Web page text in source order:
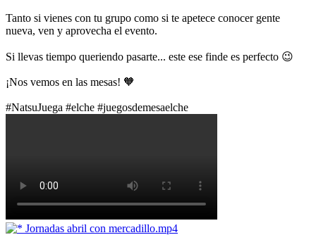
Tanto si vienes con tu grupo como si te apetece conocer gente
nueva, ven y aprovecha el evento.
Si llevas tiempo queriendo pasarte... este ese finde es perfecto 😉
¡Nos vemos en las mesas! 🧡
#NatsuJuega #elche #juegosdemesaelche
Jornadas abril con mercadillo.mp4